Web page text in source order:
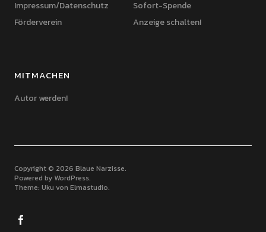
Impressum/Datenschutz
Förderverein
Sofort-Spende
Anzeige schalten!
MITMACHEN
Autor werden!
Copyright © 2026 Blaue Narzisse
Powered by WordPress
Theme: Uku von Elmastudio